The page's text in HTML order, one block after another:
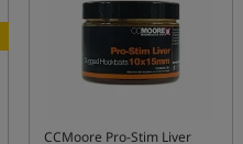
CCMoore Pro-Stim Liver